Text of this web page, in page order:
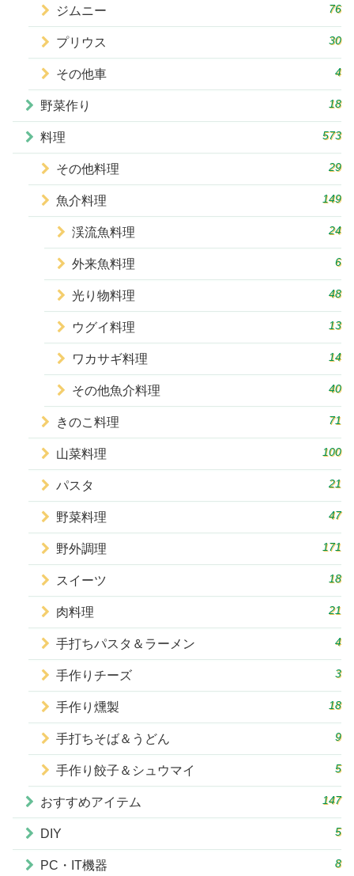
ジムニー 76
プリウス 30
その他車 4
野菜作り 18
料理 573
その他料理 29
魚介料理 149
渓流魚料理 24
外来魚料理 6
光り物料理 48
ウグイ料理 13
ワカサギ料理 14
その他魚介料理 40
きのこ料理 71
山菜料理 100
パスタ 21
野菜料理 47
野外調理 171
スイーツ 18
肉料理 21
手打ちパスタ＆ラーメン 4
手作りチーズ 3
手作り燻製 18
手打ちそば＆うどん 9
手作り餃子＆シュウマイ 5
おすすめアイテム 147
DIY 5
PC・IT機器 8